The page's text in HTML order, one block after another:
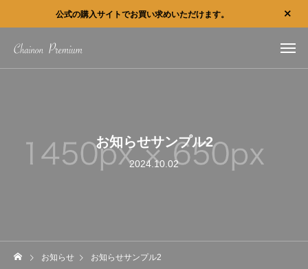
公式の購入サイトでお買い求めいただけます。
お知らせサンプル2
2024.10.02
お知らせ お知らせサンプル2